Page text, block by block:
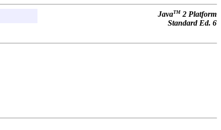
JavaTM 2 Platform
Standard Ed. 6